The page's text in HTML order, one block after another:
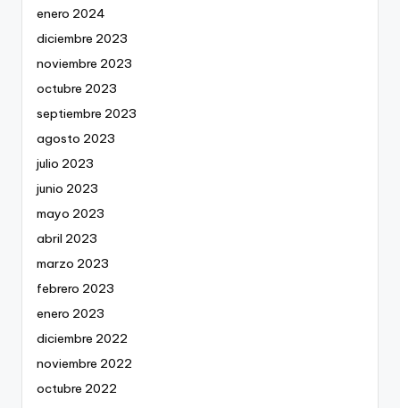
enero 2024
diciembre 2023
noviembre 2023
octubre 2023
septiembre 2023
agosto 2023
julio 2023
junio 2023
mayo 2023
abril 2023
marzo 2023
febrero 2023
enero 2023
diciembre 2022
noviembre 2022
octubre 2022